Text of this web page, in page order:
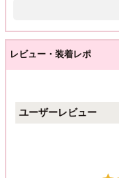
レビュー・装着レポ
ユーザーレビュー